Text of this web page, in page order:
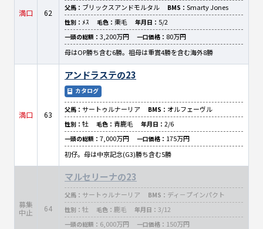
満口 62
父馬： ブリックスアンドモルタル BMS： Smarty Jones
性別： ﾒｽ 毛色： 栗毛 年月日： 5/2
一頭の総額： 3,200万円 一口価格： 80万円
母はOP勝ち含む6勝。祖母は重賞4勝を含む海外8勝
満口 63
アンドラステの23
カタログ
父馬： サートゥルナーリア BMS： オルフェーヴル
性別： 牡 毛色： 青鹿毛 年月日： 2/6
一頭の総額： 7,000万円 一口価格： 175万円
初仔。母は中京記念(G3)勝ち含む5勝
募集
中止
64
マルセリーナの23
父馬： サートゥルナーリア BMS： ディ－プインパクト
性別： 牡 毛色： 鹿毛 年月日： 3/12
一頭の総額： 6,000万円 一口価格： 150万円